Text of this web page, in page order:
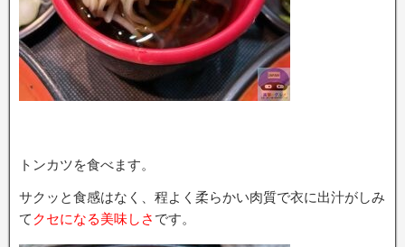
トンカツを食べます。
サクッと食感はなく、程よく柔らかい肉質で衣に出汁がしみ
てクセになる美味しさ です。